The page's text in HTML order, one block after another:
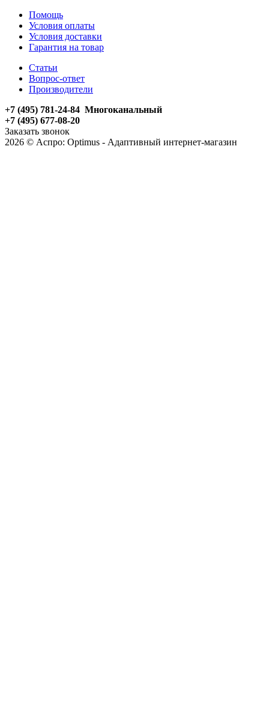
Помощь
Условия оплаты
Условия доставки
Гарантия на товар
Статьи
Вопрос-ответ
Производители
+7 (495) 781-24-84 Многоканальный
+7 (495) 677-08-20
Заказать звонок
2026 © Аспро: Optimus - Адаптивный интернет-магазин